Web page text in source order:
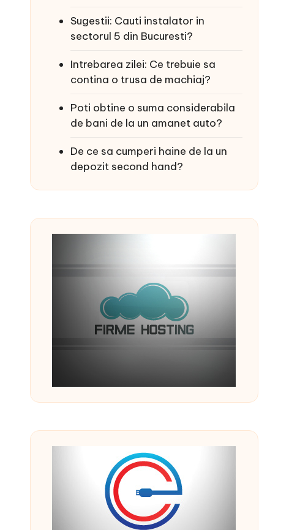
Sugestii: Cauti instalator in
sectorul 5 din Bucuresti?
Intrebarea zilei: Ce trebuie sa
contina o trusa de machiaj?
Poti obtine o suma considerabila
de bani de la un amanet auto?
De ce sa cumperi haine de la un
depozit second hand?